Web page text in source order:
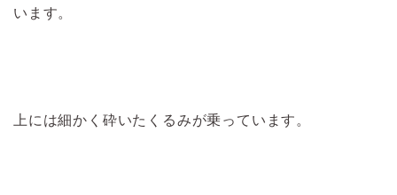
います。
上には細かく砕いたくるみが乗っています。